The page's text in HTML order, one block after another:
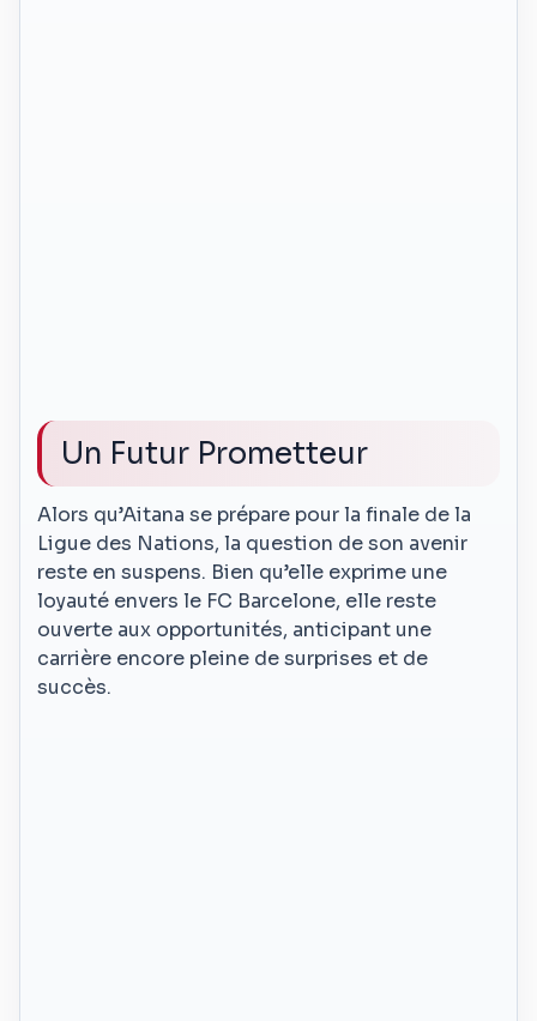
Un Futur Prometteur
Alors qu’Aitana se prépare pour la finale de la
Ligue des Nations, la question de son avenir
reste en suspens. Bien qu’elle exprime une
loyauté envers le FC Barcelone, elle reste
ouverte aux opportunités, anticipant une
carrière encore pleine de surprises et de
succès.